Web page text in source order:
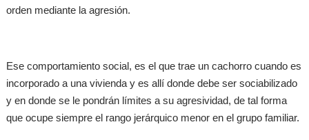
orden mediante la agresión.
Ese comportamiento social, es el que trae un cachorro cuando es
incorporado a una vivienda y es allí donde debe ser sociabilizado
y en donde se le pondrán límites a su agresividad, de tal forma
que ocupe siempre el rango jerárquico menor en el grupo familiar.